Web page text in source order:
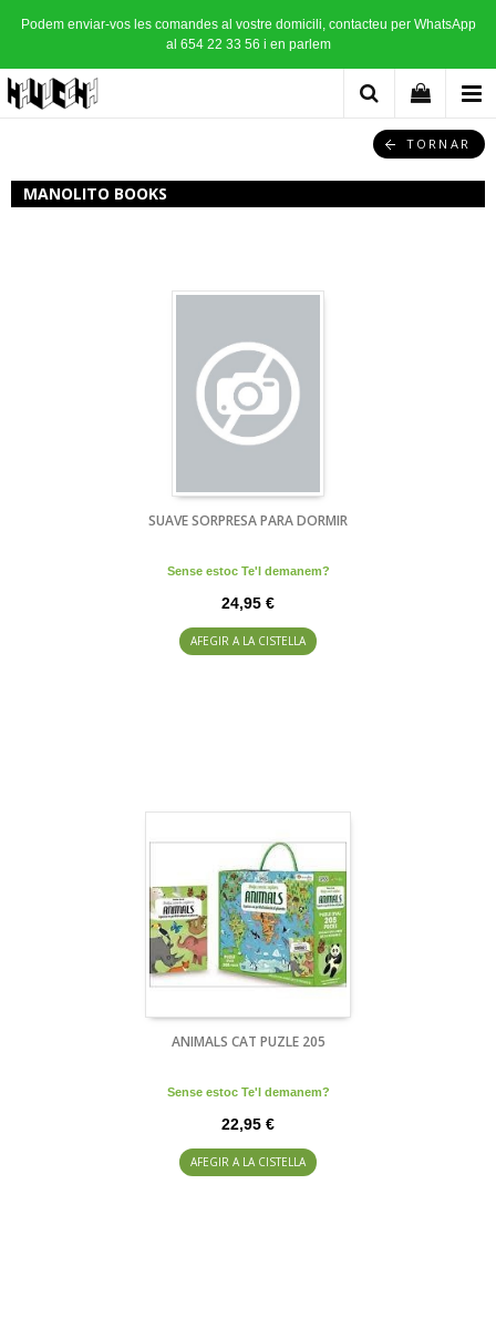
Podem enviar-vos les comandes al vostre domicili, contacteu per WhatsApp
al 654 22 33 56 i en parlem
TORNAR
MANOLITO BOOKS
SUAVE SORPRESA PARA DORMIR
Sense estoc Te'l demanem?
24,95 €
AFEGIR A LA CISTELLA
ANIMALS CAT PUZLE 205
Sense estoc Te'l demanem?
22,95 €
AFEGIR A LA CISTELLA